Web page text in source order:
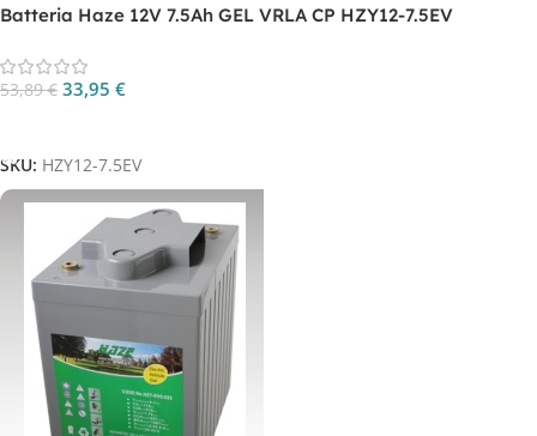
Batteria Haze 12V 7.5Ah GEL VRLA CP HZY12-7.5EV
53,89€ 33,95 €
SKU: HZY12-7.5EV